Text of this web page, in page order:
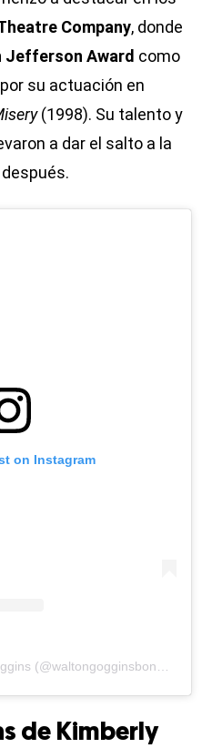
Company, donde
Jefferson Award como
su actuación en
(1998). Su talento y
a dar el salto a la
on Instagram
de Kimberly